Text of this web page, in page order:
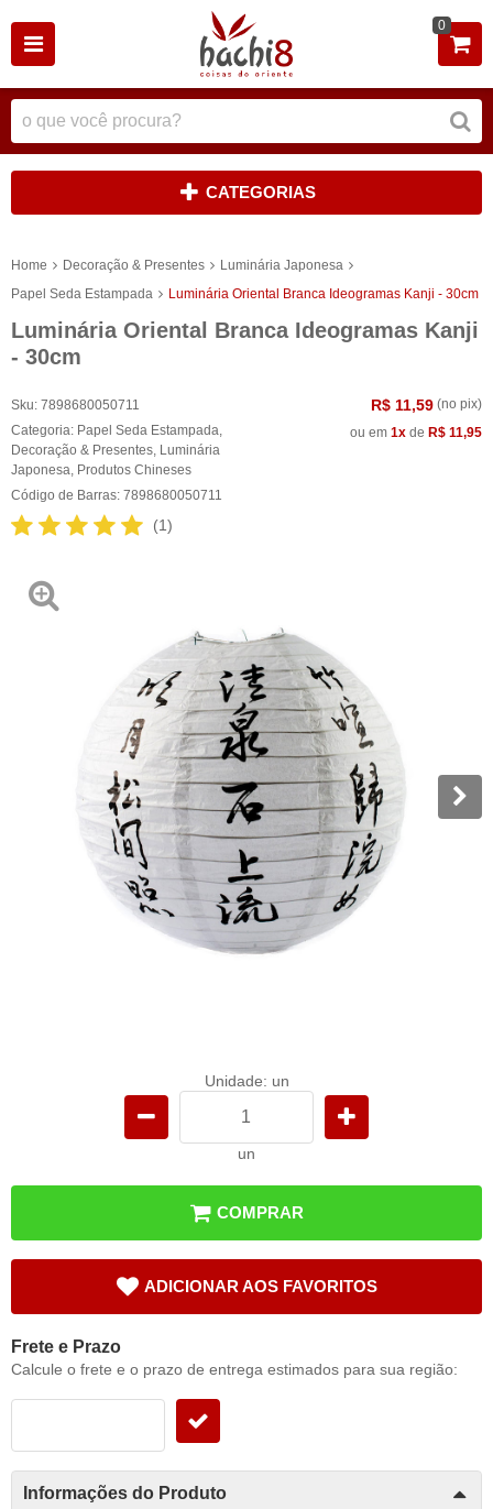
0
CATEGORIAS
Home Decoração & Presentes
Luminária Japonesa
Papel Seda Estampada
Luminária Oriental Branca Ideogramas Kanji - 30cm
Luminária Oriental Branca Ideogramas Kanji
- 30cm
Sku: 7898680050711
Categoria: Papel Seda Estampada
Decoração & Presentes Luminária
Japonesa Produtos Chineses
Código de Barras: 7898680050711
(1)
R$ 11,59 (no pix)
ou em 1x de R$ 11,95
Unidade: un
un
COMPRAR
ADICIONAR AOS FAVORITOS
Frete e Prazo
Calcule o frete e o prazo de entrega estimados para sua região:
Informações do Produto